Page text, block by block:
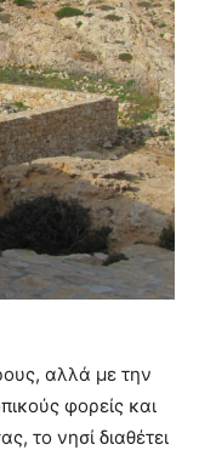
αλλά με την
φορείς και
το νησί διαθέτει